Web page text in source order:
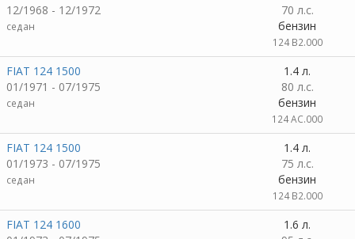
12/1968 - 12/1972
седан
70 л.с.
бензин
124 B2.000
FIAT 124 1500
01/1971 - 07/1975
седан
1.4 л.
80 л.с.
бензин
124 AC.000
FIAT 124 1500
01/1973 - 07/1975
седан
1.4 л.
75 л.с.
бензин
124 B2.000
FIAT 124 1600
1.6 л.